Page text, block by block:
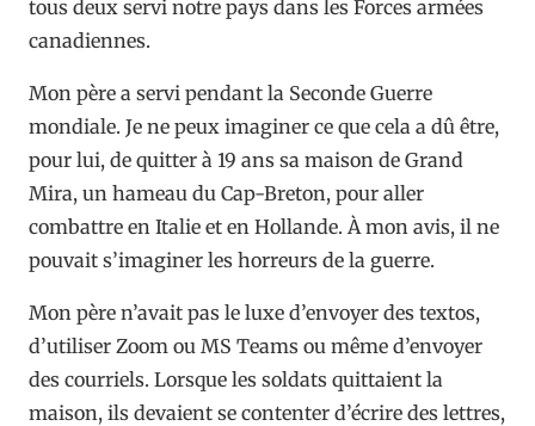
tous deux servi notre pays dans les Forces armées
canadiennes.
Mon père a servi pendant la Seconde Guerre
mondiale. Je ne peux imaginer ce que cela a dû être,
pour lui, de quitter à 19 ans sa maison de Grand
Mira, un hameau du Cap-Breton, pour aller
combattre en Italie et en Hollande. À mon avis, il ne
pouvait s’imaginer les horreurs de la guerre.
Mon père n’avait pas le luxe d’envoyer des textos,
d’utiliser Zoom ou MS Teams ou même d’envoyer
des courriels. Lorsque les soldats quittaient la
maison, ils devaient se contenter d’écrire des lettres,